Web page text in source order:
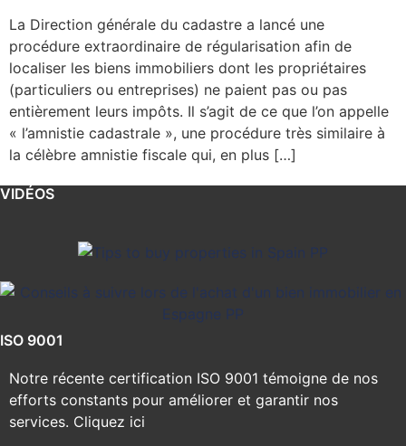
La Direction générale du cadastre a lancé une
procédure extraordinaire de régularisation afin de
localiser les biens immobiliers dont les propriétaires
(particuliers ou entreprises) ne paient pas ou pas
entièrement leurs impôts. Il s’agit de ce que l’on appelle
« l’amnistie cadastrale », une procédure très similaire à
la célèbre amnistie fiscale qui, en plus […]
VIDÉOS
ISO 9001
Notre récente certification ISO 9001 témoigne de nos
efforts constants pour améliorer et garantir nos
services. Cliquez ici